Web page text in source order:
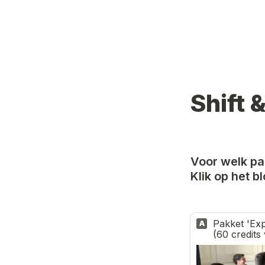
Shift
Voor welk
Klik op het
A
Pakket
(60 credits